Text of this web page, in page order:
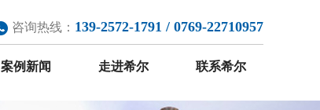
咨询热线： 139-2572-1791 / 0769-22710957
案例新闻 走进希尔 联系希尔